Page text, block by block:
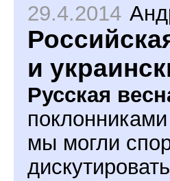
29.4.2014
и
Русская
мы могли